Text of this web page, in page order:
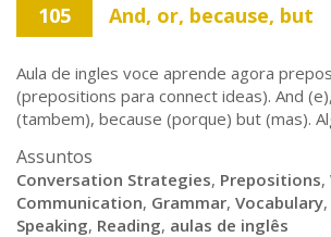
105 And, or, because, but
Aula de ingles voce aprende agora
(prepositions para connect ideas). And
(tambem), because (porque) but (mas).
Assuntos
Conversation Strategies, Prepositions,
Communication, Grammar, Vocabulary,
Speaking, Reading, aulas de inglês